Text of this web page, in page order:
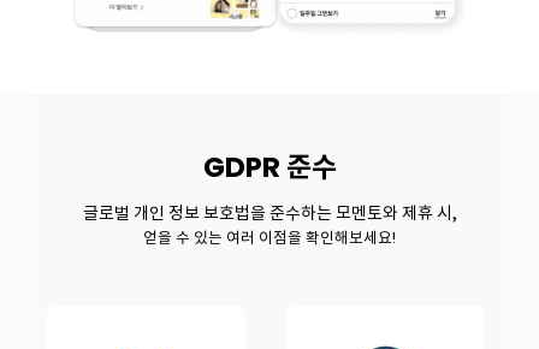
GDPR 준수
글로벌 개인 정보 보호법을 준수하는 모멘토와 제휴 시,
얻을 수 있는 여러 이점을 확인해보세요!